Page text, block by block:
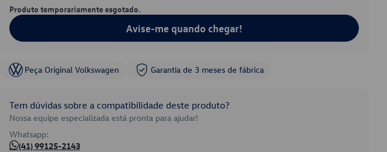
Produto temporariamente esgotado.
Avise-me quando chegar!
Peça Original Volkswagen Garantia de 3 meses de fábrica
Tem dúvidas sobre a compatibilidade deste produto?
Nossa equipe especializada está pronta para ajudar!
Whatsapp:
(41) 99125-2143